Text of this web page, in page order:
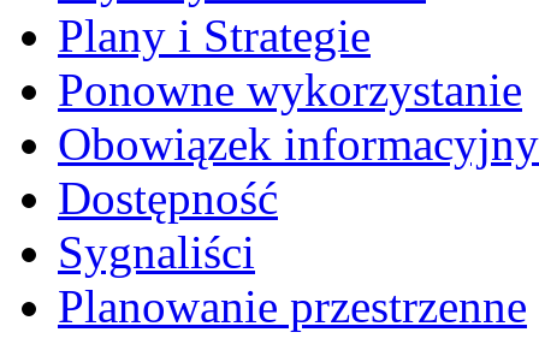
Plany i Strategie
Ponowne wykorzystanie
Obowiązek informacyjny
Dostępność
Sygnaliści
Planowanie przestrzenne